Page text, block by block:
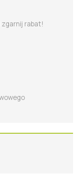
zgarnij rabat!